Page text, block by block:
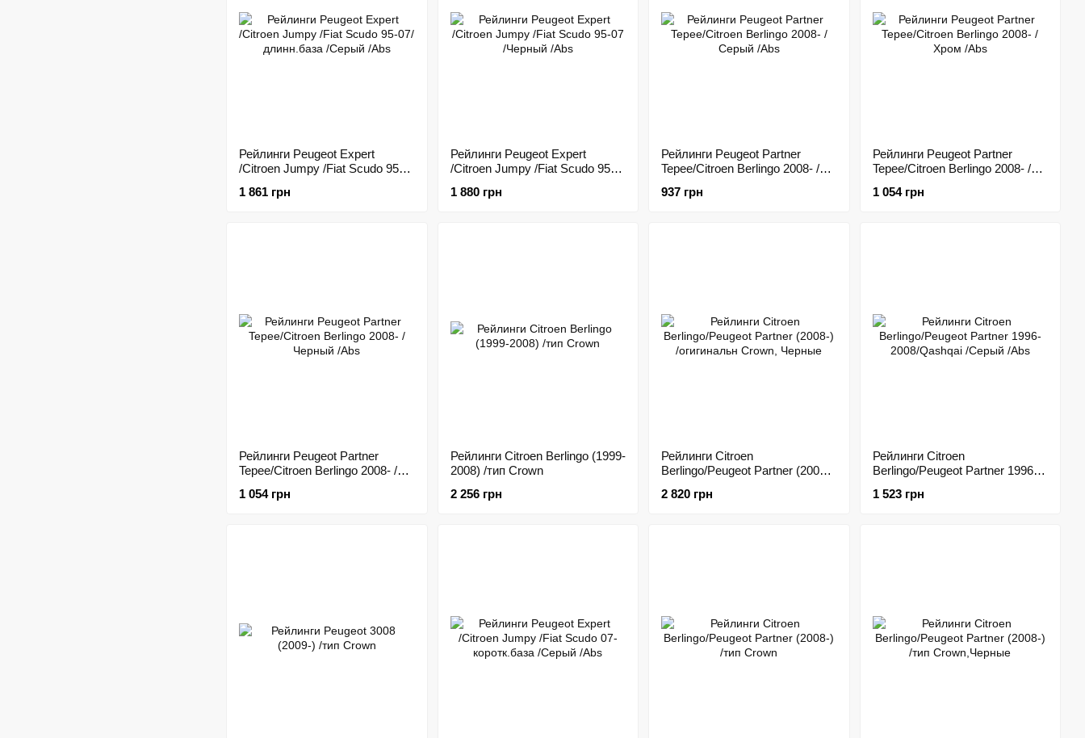
Рейлинги Peugeot Expert
/Citroen Jumpy /Fiat Scudo 95-
1 861 грн
Рейлинги Peugeot Expert
/Citroen Jumpy /Fiat Scudo 95-
1 880 грн
Рейлинги Peugeot Partner
Tepee/Citroen Berlingo 2008- /
937 грн
Рейлинги Peugeot Partner
Tepee/Citroen Berlingo 2008- /
1 054 грн
Рейлинги Peugeot Partner
Tepee/Citroen Berlingo 2008- /
1 054 грн
Рейлинги Citroen Berlingo (1999-
2008) /тип Crown
2 256 грн
Рейлинги Citroen
Berlingo/Peugeot Partner (2008-)
2 820 грн
Рейлинги Citroen
Berlingo/Peugeot Partner 1996-
1 523 грн